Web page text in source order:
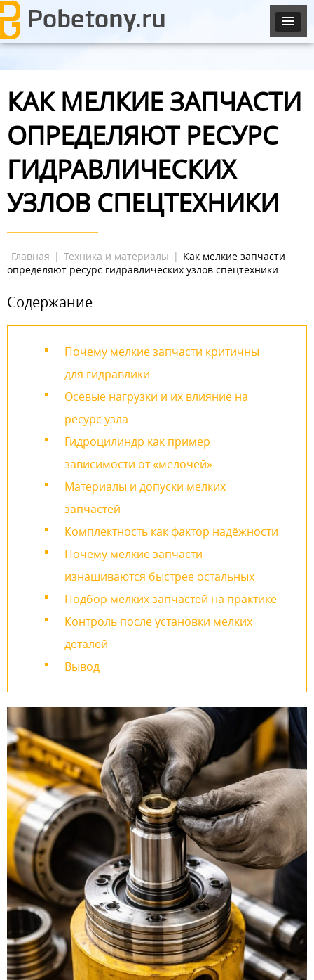
КАК МЕЛКИЕ ЗАПЧАСТИ
ОПРЕДЕЛЯЮТ РЕСУРС
ГИДРАВЛИЧЕСКИХ
УЗЛОВ СПЕЦТЕХНИКИ
Главная | Техника и материалы | Как мелкие запчасти
определяют ресурс гидравлических узлов спецтехники
Содержание
Почему мелкие запчасти критичны
для гидравлики
Осевые нагрузки и их влияние на
ресурс узла
Гидроцилиндр как пример
зависимости от «мелочей»
Материалы и допуски мелких
запчастей
Комплектность как фактор надёжности
Почему мелкие запчасти
изнашиваются быстрее остальных
Подбор мелких запчастей на практике
Контроль после установки мелких
деталей
Вывод